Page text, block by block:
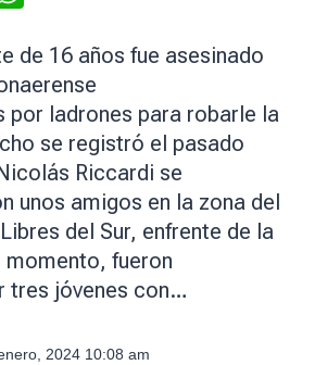
de 16 años fue asesinado
por ladrones para robarle la
se registró el pasado
Riccardi se
unos amigos en la zona del
del Sur, enfrente de la
momento, fueron
tres jóvenes con…
2024 10:08 am